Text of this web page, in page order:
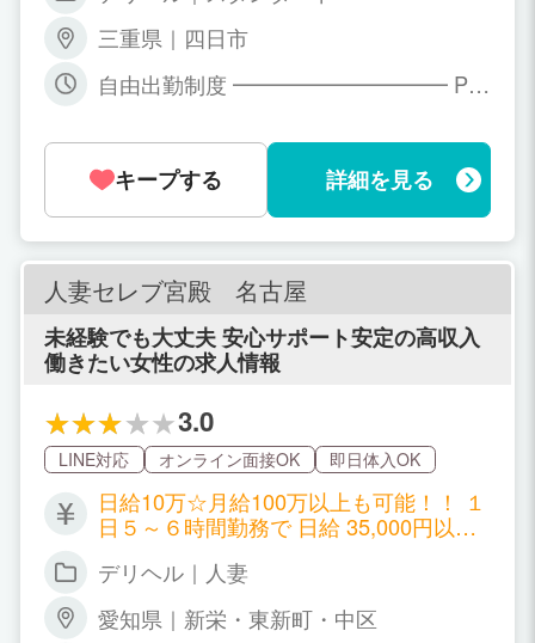
ボーナス ・オプション完全バックも有り
さらに、一日の勤務時間、仕事の本数や
写メ日記更新頻度に よって特別手当あ
させて戴きます。 【 保 証 制 度 】
当店では保証制度のご相談も受け付けて
おります。 詳しくは面接時にお問い合わ
せ下さい。
三重県｜四日市
自由出勤制度 ━━━━━━━━━━ PM
キープする 詳細を見る
人妻セレブ宮殿 名古屋
未経験でも大丈夫 安心サポート安定の高収入
働きたい女性の求人情報
3.0
LINE対応 オンライン面接OK 即日体入OK
日給10万☆月給100万以上も可能！！ １
日５～６時間勤務で 日給 35,000円以上
月給 800,000円以上可能 ※勤務時間日数
デリヘル｜人妻
愛知県｜新栄・東新町・中区